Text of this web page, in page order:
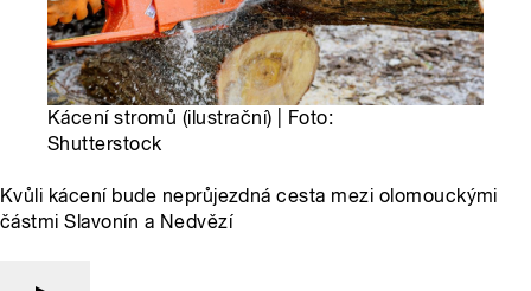
Kácení stromů (ilustrační) | Foto:
Shutterstock
Kvůli kácení bude neprůjezdná cesta mezi olomouckými
částmi Slavonín a Nedvězí